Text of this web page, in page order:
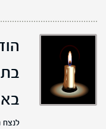
לנצח